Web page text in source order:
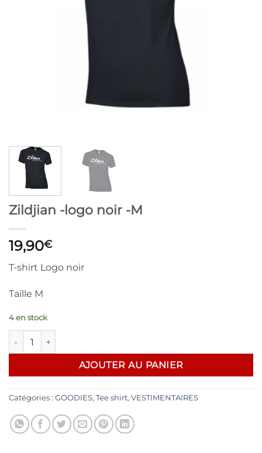
Zildjian -logo noir -M
19,90€
T-shirt Logo noir
Taille M
4 en stock
quantité de Zildjian -logo noir -M
AJOUTER AU PANIER
Catégories : GOODIES, Tee shirt, VESTIMENTAIRES